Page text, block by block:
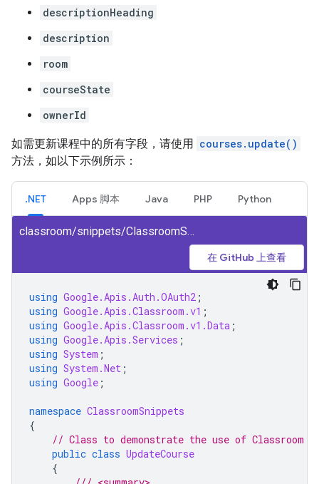
descriptionHeading
description
room
courseState
ownerId
如需更新课程中的所有字段，请使用 courses.update()
方法，如以下示例所示：
.NET Apps 脚本 Java PHP Python
classroom/snippets/ClassroomSnippets/UpdateCourse.cs
在 GitHub 上查看
using Google.Apis.Auth.OAuth2 ;
using Google.Apis.Classroom.v1 ;
using Google.Apis.Classroom.v1.Data ;
using Google.Apis.Services ;
using System ;
using System.Net ;
using Google ;
namespace ClassroomSnippets
{
// Class to demonstrate the use of Classroom
public class UpdateCourse
{